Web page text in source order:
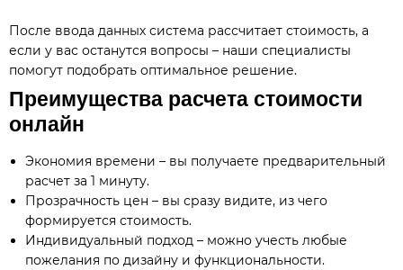
После ввода данных система рассчитает стоимость, а
если у вас останутся вопросы – наши специалисты
помогут подобрать оптимальное решение.
Преимущества расчета стоимости
онлайн
Экономия времени – вы получаете предварительный
расчет за 1 минуту.
Прозрачность цен – вы сразу видите, из чего
формируется стоимость.
Индивидуальный подход – можно учесть любые
пожелания по дизайну и функциональности.